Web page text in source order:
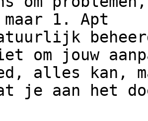
1. Apt
om jouw
alles kan,
je aan het